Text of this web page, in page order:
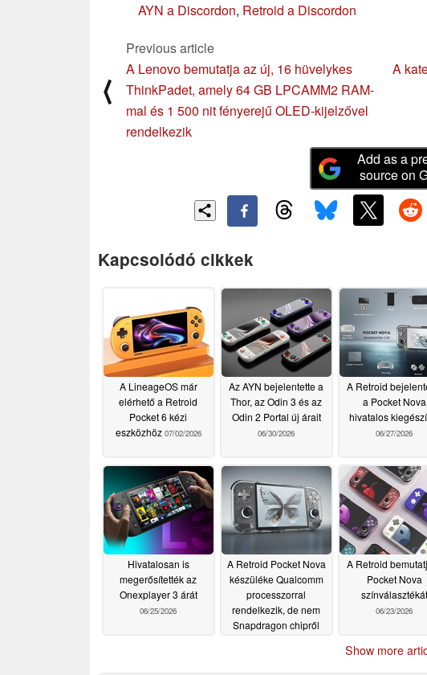
AYN a Discordon, Retroid a Discordon
⟨
Previous article
A Lenovo bemutatja az új, 16 hüvelykes
ThinkPadet, amely 64 GB LPCAMM2 RAM-
mal és 1 500 nit fényerejű OLED-kijelzővel
rendelkezik
A
Add as a
source on
Kapcsolódó cikkek
A LineageOS már
elérhető a Retroid
Pocket 6 kézi
eszközhöz 07/02/2026
Az AYN bejelentette a
Thor, az Odin 3 és az
Odin 2 Portal új árait
06/30/2026
A Retroid
a Pocket Nova
hivatalos
06/27/2026
Hivatalosan is
megerősítették az
Onexplayer 3 árát
06/25/2026
A Retroid Pocket Nova
készüléke Qualcomm
processzorral
rendelkezik, de nem
Snapdragon chipről
A Retroid
Pocket Nova
színválasztékát
06/23/2026
Show more